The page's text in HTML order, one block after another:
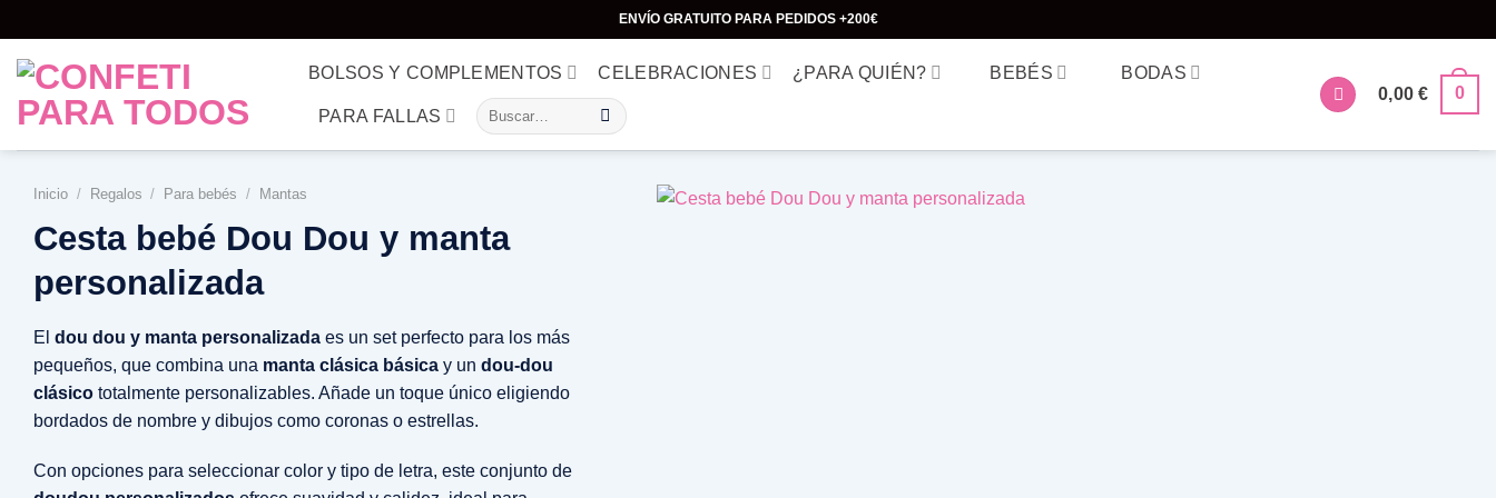
al
contenido
ENVÍO GRATUITO PARA PEDIDOS +200€
BOLSOS Y COMPLEMENTOS CELEBRACIONES ¿PARA QUIÉN? BEBÉS BODAS
PARA FALLAS
Buscar
por:
0,00€ 0
Inicio / Regalos / Para bebés / Mantas
Cesta bebé Dou Dou y manta
personalizada
El dou dou y manta personalizada es un set perfecto para los más
pequeños, que combina una manta clásica básica y un dou-dou
clásico totalmente personalizables. Añade un toque único eligiendo
bordados de nombre y dibujos como coronas o estrellas.
Con opciones para seleccionar color y tipo de letra, este conjunto de